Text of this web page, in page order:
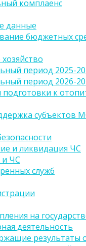
комплаенс
данные
бюджетных
период 2025-
период 2026-
подготовки к
субъектов
и ликвидация ЧС
и ЧС
служб
на
деятельность
результаты